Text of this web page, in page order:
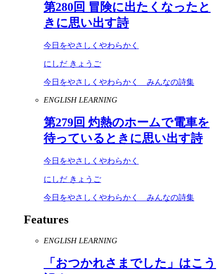
第280回 冒険に出たくなったと
きに思い出す詩
今日をやさしくやわらかく
にしだ きょうご
今日をやさしくやわらかく みんなの詩集
ENGLISH LEARNING
第279回 灼熱のホームで電車を
待っているときに思い出す詩
今日をやさしくやわらかく
にしだ きょうご
今日をやさしくやわらかく みんなの詩集
Features
ENGLISH LEARNING
「おつかれさまでした」はこう